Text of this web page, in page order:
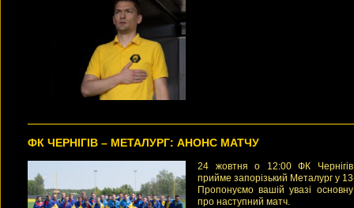
ФК ЧЕРНІГІВ – МЕТАЛУРГ: АНОНС МАТЧУ
24 жовтня о 12:00 ФК Чернігів
прийме запорізький Металург у
Пропонуємо вашій увазі
про наступний матч.